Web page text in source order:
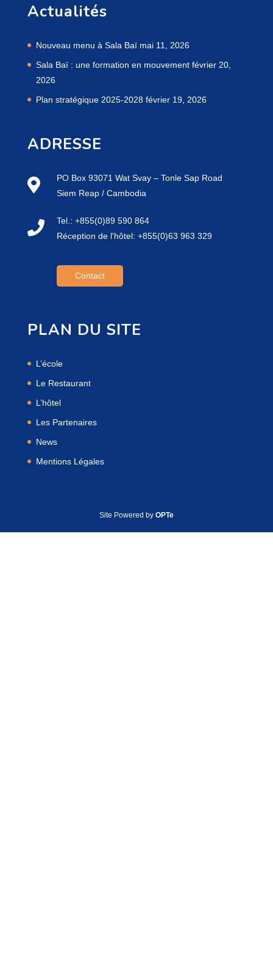
Actualités
Nouveau menu à Sala Baï mai 11, 2026
Sala Baï : une formation en mouvement février 20,
2026
Plan stratégique 2025-2028 février 19, 2026
ADRESSE
PO Box 93071 Wat Svay – Tonle Sap Road
Siem Reap / Cambodia
Tel.: +855(0)89 590 864
Réception de l'hôtel: +855(0)63 963 329
Contact
PLAN DU SITE
L’école
Le Restaurant
L’hôtel
Les Partenaires
News
Mentions Légales
Site Powered by OPTe